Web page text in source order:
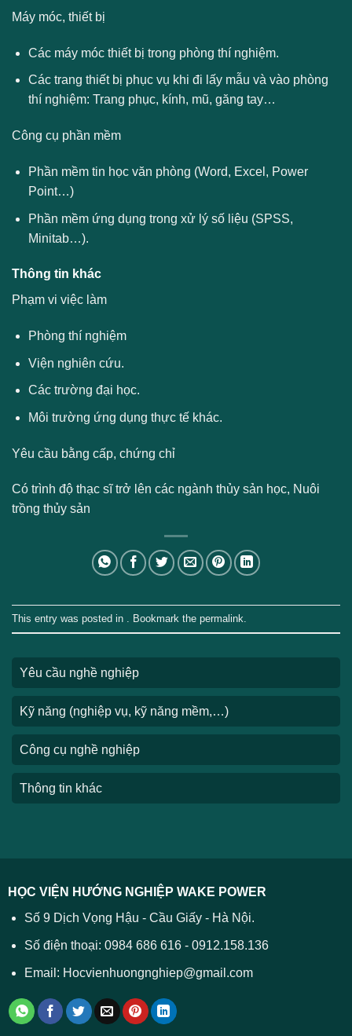
Yêu cầu nghề nghiệp
Kỹ năng (nghiệp vụ, kỹ năng mềm,…)
Công cụ nghề nghiệp
Thông tin khác
Máy móc, thiết bị
Các máy móc thiết bị trong phòng thí nghiệm.
Các trang thiết bị phục vụ khi đi lấy mẫu và vào phòng
thí nghiệm: Trang phục, kính, mũ, găng tay…
Công cụ phần mềm
Phần mềm tin học văn phòng (Word, Excel, Power
Point…)
Phần mềm ứng dụng trong xử lý số liệu (SPSS,
Minitab…).
Thông tin khác
Phạm vi việc làm
Phòng thí nghiệm
Viện nghiên cứu.
Các trường đại học.
Môi trường ứng dụng thực tế khác.
Yêu cầu bằng cấp, chứng chỉ
Có trình độ thạc sĩ trở lên các ngành thủy sản học, Nuôi
trồng thủy sản
This entry was posted in . Bookmark the permalink
HỌC VIỆN HƯỚNG NGHIỆP WAKE POWER
Số 9 Dịch Vọng Hậu - Cầu Giấy - Hà Nội.
Số điện thoại: 0984 686 616 - 0912.158.136
Email: Hocvienhuongnghiep@gmail.com